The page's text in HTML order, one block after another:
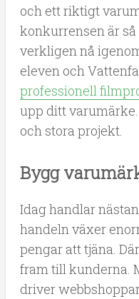
och ett riktigt
konkurrensen är
verkligen nå
eleven och
professionell
upp ditt varumärke.
och stora projekt.
Bygg
Idag handlar
handeln växer
pengar att tjäna.
fram till kunderna.
driver